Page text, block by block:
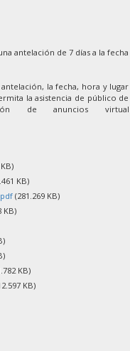
antelación de 7 días a la fecha
la fecha, hora y lugar
la asistencia de público de
de anuncios virtual
KB)
(281.269 KB)
KB)
KB)
KB)